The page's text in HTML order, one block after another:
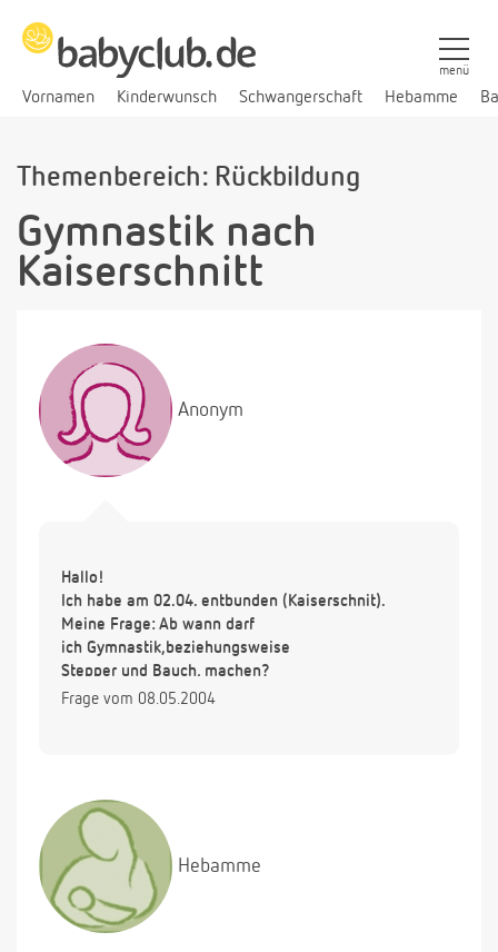
Vornamen Kinderwunsch Schwangerschaft Hebamme
menü
Themenbereich: Rückbildung
Gymnastik nach
Kaiserschnitt
Anonym
Hallo!
Ich habe am 02.04. entbunden (Kaiserschnit).
Meine Frage: Ab wann darf
ich Gymnastik,beziehungsweise
Stepper und Bauch, machen?
Frage vom 08.05.2004
Hebamme